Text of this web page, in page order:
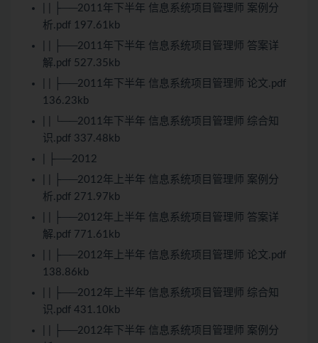
| | ├──2011年下半年 信息系统项目管理师 案例分
析.pdf 197.61kb
| | ├──2011年下半年 信息系统项目管理师 答案详
解.pdf 527.35kb
| | ├──2011年下半年 信息系统项目管理师 论文.pdf
136.23kb
| | └──2011年下半年 信息系统项目管理师 综合知
识.pdf 337.48kb
| ├──2012
| | ├──2012年上半年 信息系统项目管理师 案例分
析.pdf 271.97kb
| | ├──2012年上半年 信息系统项目管理师 答案详
解.pdf 771.61kb
| | ├──2012年上半年 信息系统项目管理师 论文.pdf
138.86kb
| | ├──2012年上半年 信息系统项目管理师 综合知
识.pdf 431.10kb
| | ├──2012年下半年 信息系统项目管理师 案例分